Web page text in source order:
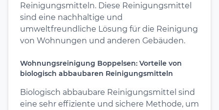
Reinigungsmitteln. Diese Reinigungsmittel
sind eine nachhaltige und
umweltfreundliche Lösung für die Reinigung
von Wohnungen und anderen Gebäuden.
Wohnungsreinigung Boppelsen: Vorteile von
biologisch abbaubaren Reinigungsmitteln
Biologisch abbaubare Reinigungsmittel sind
eine sehr effiziente und sichere Methode, um